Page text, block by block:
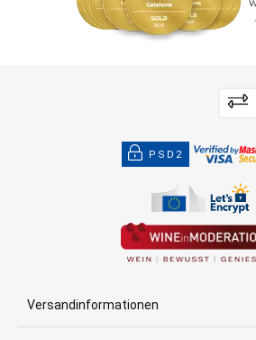
PSD2
Versandinformationen